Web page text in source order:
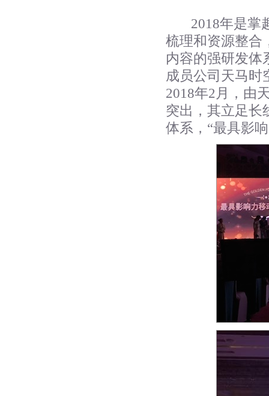
2018年是掌
梳理和资源整合
内容的强研发体
成员公司天马时
2018年2月，由
突出，其立足长
体系，“最具影